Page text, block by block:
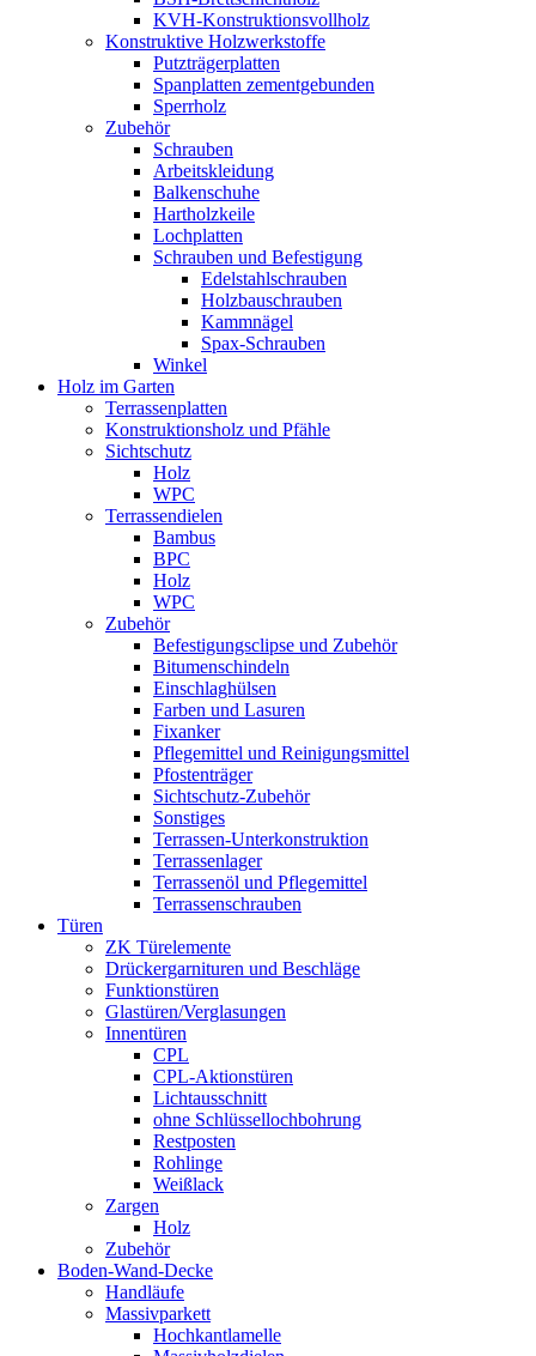
KVH-Konstruktionsvollholz
Konstruktive Holzwerkstoffe
Putzträgerplatten
Spanplatten zementgebunden
Sperrholz
Zubehör
Schrauben
Arbeitskleidung
Balkenschuhe
Hartholzkeile
Lochplatten
Schrauben und Befestigung
Edelstahlschrauben
Holzbauschrauben
Kammnägel
Spax-Schrauben
Winkel
Holz im Garten
Terrassenplatten
Konstruktionsholz und Pfähle
Sichtschutz
Holz
WPC
Terrassendielen
Bambus
BPC
Holz
WPC
Zubehör
Befestigungsclipse und Zubehör
Bitumenschindeln
Einschlaghülsen
Farben und Lasuren
Fixanker
Pflegemittel und Reinigungsmittel
Pfostenträger
Sichtschutz-Zubehör
Sonstiges
Terrassen-Unterkonstruktion
Terrassenlager
Terrassenöl und Pflegemittel
Terrassenschrauben
Türen
ZK Türelemente
Drückergarnituren und Beschläge
Funktionstüren
Glastüren/Verglasungen
Innentüren
CPL
CPL-Aktionstüren
Lichtausschnitt
ohne Schlüssellochbohrung
Restposten
Rohlinge
Weißlack
Zargen
Holz
Zubehör
Boden-Wand-Decke
Handläufe
Massivparkett
Hochkantlamelle